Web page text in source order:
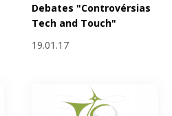
Debates "Controvérsias
Tech and Touch"
19.01.17